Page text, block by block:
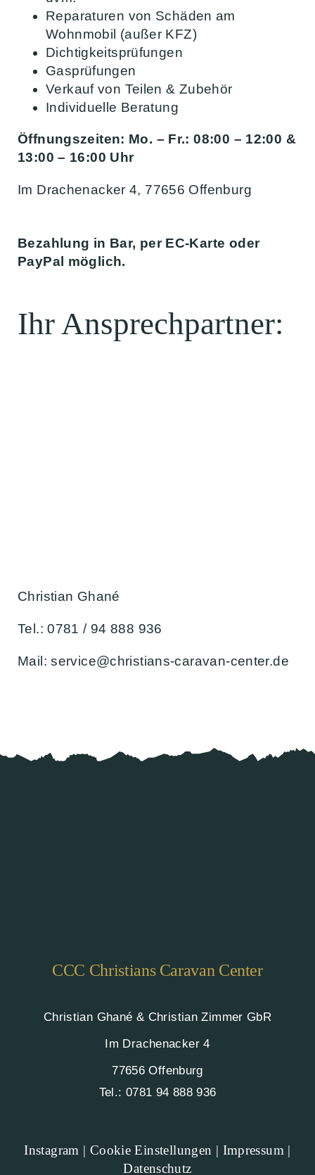
Reparaturen von Schäden am
Wohnmobil (außer KFZ)
Dichtigkeitsprüfungen
Gasprüfungen
Verkauf von Teilen & Zubehör
Individuelle Beratung
Öffnungszeiten: Mo. – Fr.: 08:00 – 12:00 &
13:00 – 16:00 Uhr
Im Drachenacker 4, 77656 Offenburg
Bezahlung in Bar, per EC-Karte oder
PayPal möglich.
Ihr Ansprechpartner:
Christian Ghané
Tel.: 0781 / 94 888 936
Mail: service@christians-caravan-center.de
CCC Christians Caravan Center
Christian Ghané & Christian Zimmer GbR
Im Drachenacker 4
77656 Offenburg
Tel.: 0781 94 888 936
Instagram | Cookie Einstellungen | Impressum |
Datenschutz